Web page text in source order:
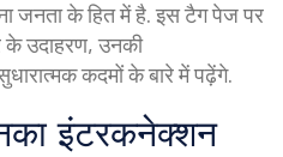
जनता के हित में है. इस टैग पेज पर
के उदाहरण, उनकी
कदमों के बारे में पढ़ेंगे.
इंटरकनेक्शन